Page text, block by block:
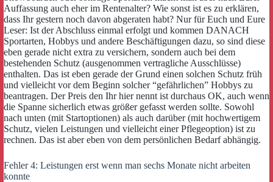
Auffassung auch eher im Rentenalter? Wie sonst ist es zu erklären,
dass Ihr gestern noch davon abgeraten habt? Nur für Euch und Eure
Leser: Ist der Abschluss einmal erfolgt und kommen DANACH
Sportarten, Hobbys und andere Beschäftigungen dazu, so sind diese
eben gerade nicht extra zu versichern, sondern auch bei dem
bestehenden Schutz (ausgenommen vertragliche Ausschlüsse)
enthalten. Das ist eben gerade der Grund einen solchen Schutz früh
und vielleicht vor dem Beginn solcher “gefährlichen” Hobbys zu
beantragen. Der Preis den Ihr hier nennt ist durchaus OK, auch wenn
die Spanne sicherlich etwas größer gefasst werden sollte. Sowohl
nach unten (mit Startoptionen) als auch darüber (mit hochwertigem
Schutz, vielen Leistungen und vielleicht einer Pflegeoption) ist zu
rechnen. Das ist aber eben von dem persönlichen Bedarf abhängig.
Fehler 4: Leistungen erst wenn man sechs Monate nicht arbeiten
konnte